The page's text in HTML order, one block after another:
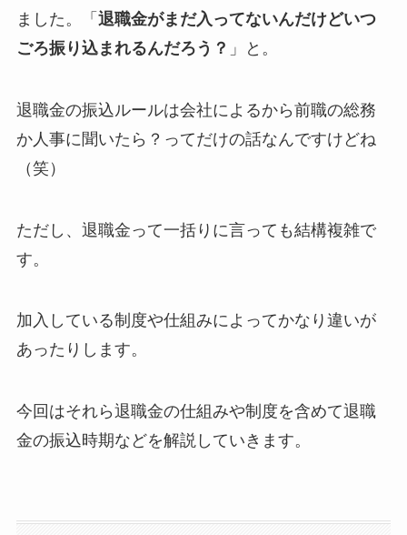
ました。「 退職金がまだ入ってないんだけどいつ
ごろ振り込まれるんだろう？ 」と。
退職金の振込ルールは会社によるから前職の総務
か人事に聞いたら？ってだけの話なんですけどね
（笑）
ただし、退職金って一括りに言っても結構複雑で
す。
加入している制度や仕組みによってかなり違いが
あったりします。
今回はそれら退職金の仕組みや制度を含めて退職
金の振込時期などを解説していきます。